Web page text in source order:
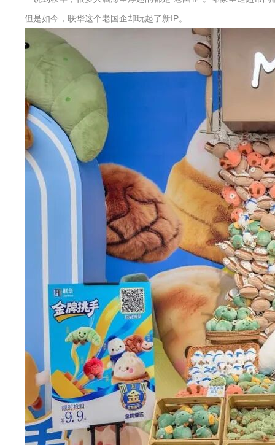
但是如今，联华这个老国企却玩起了新IP。